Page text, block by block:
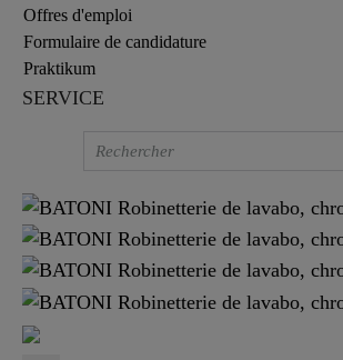
Offres d'emploi
Formulaire de candidature
Praktikum
SERVICE